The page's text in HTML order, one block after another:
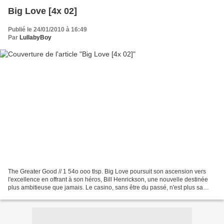
Big Love [4x 02]
Publié le 24/01/2010 à 16:49
Par LullabyBoy
The Greater Good // 1 54o ooo tlsp. Big Love poursuit son ascension vers
l'excellence en offrant à son héros, Bill Henrickson, une nouvelle destinée
plus ambitieuse que jamais. Le casino, sans être du passé, n'est plus sa